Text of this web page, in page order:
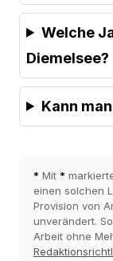
Welche
Diemelsee?
Kann
* Mit *
einen solchen
Provision von
unverändert.
Arbeit ohne